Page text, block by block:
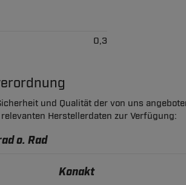
0,3
und Qualität der von uns
Herstellerdaten zur Verfügung:
o. Rad
Konakt